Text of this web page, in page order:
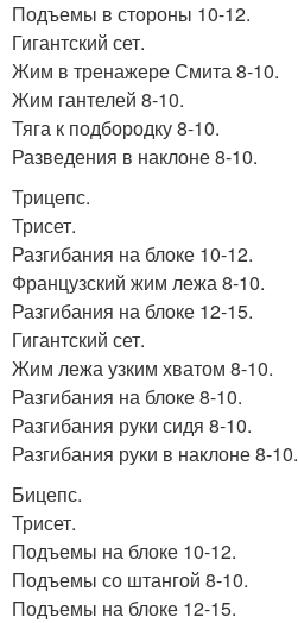
Подъемы в стороны 10-12.
Гигантский сет.
Жим в тренажере Смита 8-10.
Жим гантелей 8-10.
Тяга к подбородку 8-10.
Разведения в наклоне 8-10.
Трицепс.
Трисет.
Разгибания на блоке 10-12.
Французский жим лежа 8-10.
Разгибания на блоке 12-15.
Гигантский сет.
Жим лежа узким хватом 8-10.
Разгибания на блоке 8-10.
Разгибания руки сидя 8-10.
Разгибания руки в наклоне 8-10.
Бицепс.
Трисет.
Подъемы на блоке 10-12.
Подъемы со штангой 8-10.
Подъемы на блоке 12-15.